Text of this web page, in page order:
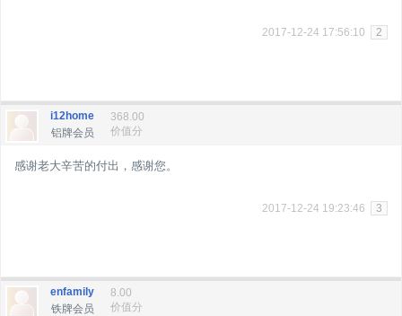
2017-12-24 17:56:10 2
i12home
铝牌会员
368.00
价值分
感谢老大辛苦的付出，感谢您。
2017-12-24 19:23:46 3
enfamily
铁牌会员
8.00
价值分